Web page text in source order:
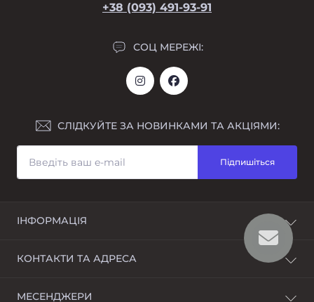
+38 (093) 491-93-91
СОЦ МЕРЕЖІ:
СЛІДКУЙТЕ ЗА НОВИНКАМИ ТА АКЦІЯМИ:
Підпишіться
ІНФОРМАЦІЯ
Про магазин
Умови угоди
КОНТАКТИ ТА АДРЕСА
МЕСЕНДЖЕРИ